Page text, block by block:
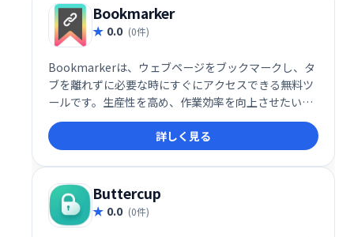
Bookmarker
0.0 (0件)
Bookmarkerは、ウェブページをブックマークし、タ
ブを離れずに必要な時にすぐにアクセスできる無料ツ
ールです。生産性を高め、作業効率を向上させたい方
におすすめです。 ブラウザを閉じてもブックマークは
保存され、いつでも必要な情報にアクセスできます。
手軽で便利なブックマーク管理で、スムーズなワーク
フローを実現しましょう。
詳しく見る
Buttercup
0.0 (0件)